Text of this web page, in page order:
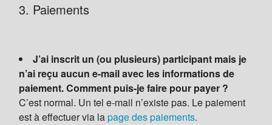
3. Paiements
J’ai inscrit un (ou plusieurs) participant mais je
n’ai reçu aucun e-mail avec les informations de
paiement. Comment puis-je faire pour payer ?
C’est normal. Un tel e-mail n’existe pas. Le paiement
est à effectuer via lapage des paiements.